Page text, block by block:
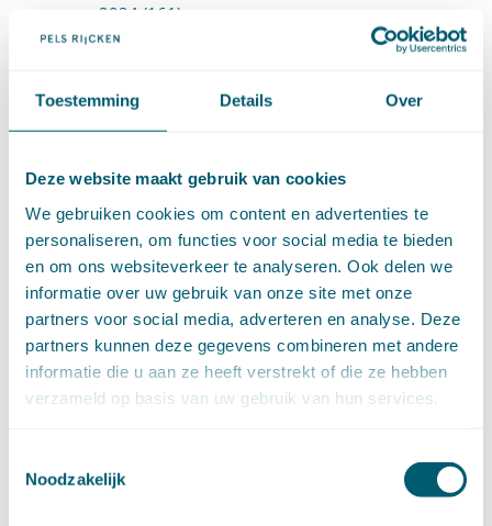
Toestemming Details Over
Deze website maakt gebruik van cookies
We gebruiken cookies om content en advertenties te
personaliseren, om functies voor social media te bieden
en om ons websiteverkeer te analyseren. Ook delen we
informatie over uw gebruik van onze site met onze
partners voor social media, adverteren en analyse. Deze
partners kunnen deze gegevens combineren met andere
informatie die u aan ze heeft verstrekt of die ze hebben
verzameld op basis van uw gebruik van hun services.
Noodzakelijk
2024 (161)
december (16)
september (9)
augustus (10)
juni (7)
mei (7)
april (18)
maart (17)
februari (17)
januari (18)
►
2023 (177)
december (12)
november (16)
oktober (17)
juli (19)